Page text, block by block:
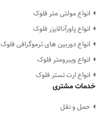
انواع مولتی متر فلوک
انواع پاورآنالایزر فلوک
انواع دوربین های ترموگرافی فلوک
انواع ویبرومتر فلوک
انواع ارت تستر فلوک
خدمات مشتری
حمل و نقل